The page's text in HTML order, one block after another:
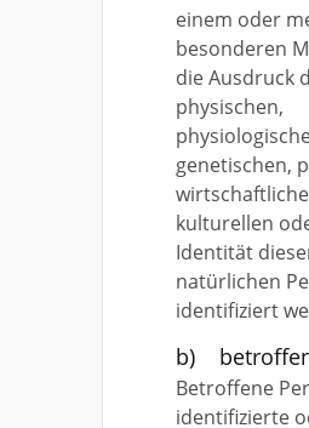
einem oder
besonderen
die Ausdruck
physischen,
genetischen,
kulturellen
Identität
natürlichen
identifiziert
b)
Betroffene
identifizierte